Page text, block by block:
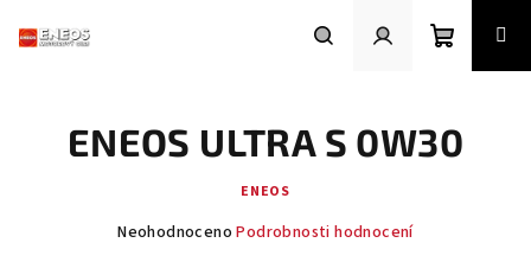
Nákupní
košík
ENEOS ULTRA S 0W30
ENEOS
Průměrné
Neohodnoceno Podrobnosti hodnocení